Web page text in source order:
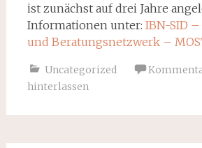
ist zunächst auf drei Jahre
Informationen unter: IBN-SID
und Beratungsnetzwerk –
Uncategorized
hinterlassen